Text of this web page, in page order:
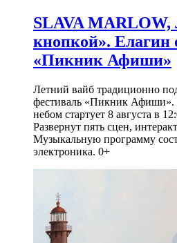
SLAVA
кнопкой». Елагин
«Пикник Афиши»
Летний вайб традиционно
фестиваль «Пикник Афиши».
небом стартует 8 августа в
Развернут пять сцен,
Музыкальную программу
электроника. 0+